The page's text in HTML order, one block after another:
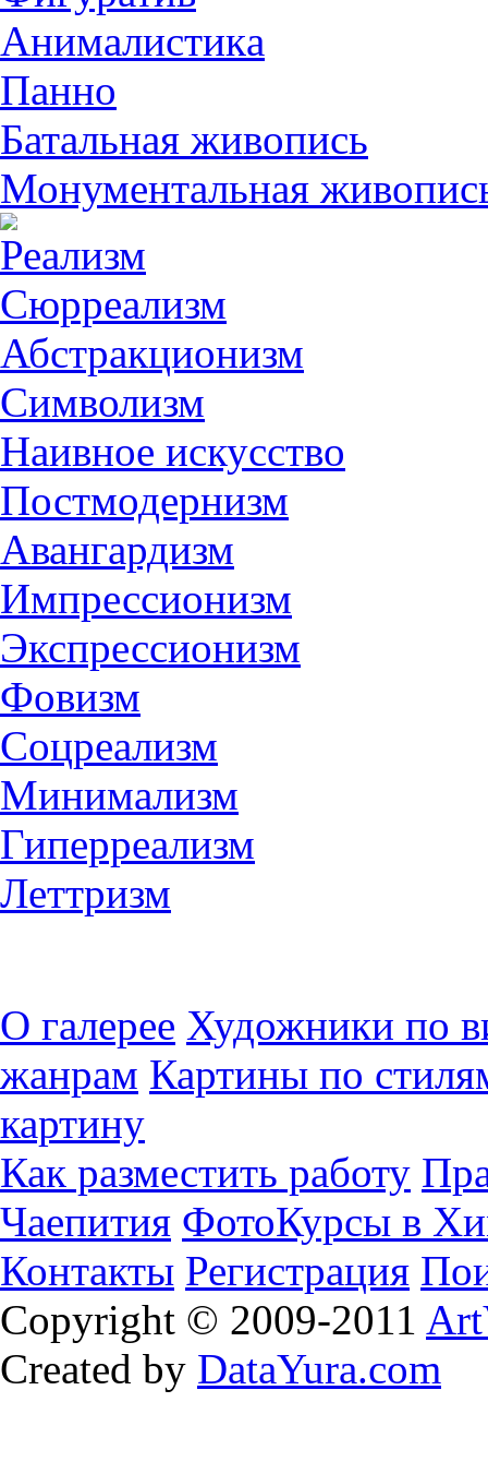
Анималистикa
Панно
Батальная живопись
Монументальная
Реализм
Сюрреализм
Абстракционизм
Символизм
Наивное искусство
Постмодернизм
Авангардизм
Импрессионизм
Экспрессионизм
Фовизм
Соцреализм
Минимализм
Гиперреализм
Леттризм
О галерее Художники по
жанрам Картины по
картину
Как разместить работу
Чаепития ФотоКурсы в
Контакты Регистрация
Copyright © 2009-2011
Created by DataYura.com